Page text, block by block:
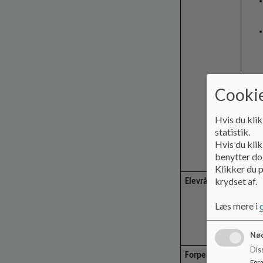
Elevrådet
Forpersonen
Hvis du
statistik.
Hvis du
benytter
Klikker du
krydset af.
Læs mere i